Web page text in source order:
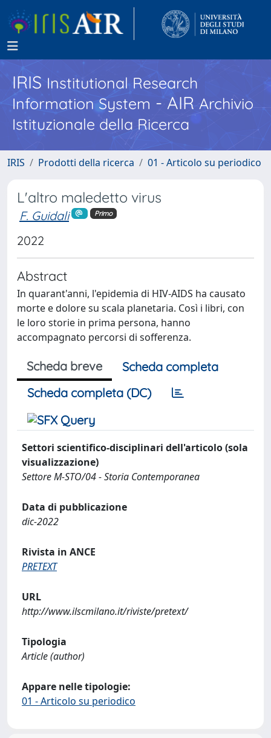
IRISInstitutional Research
Information System - AIR Archivio
Istituzionale della Ricerca
IRIS Prodotti della ricerca 01 - Articolo su periodico
L'altro maledetto virus
F. Guidali Primo
2022
Abstract
In quarant'anni, l'epidemia di HIV-AIDS ha causato
morte e dolore su scala planetaria. Così i libri, con
le loro storie in prima persona, hanno
accompagnato percorsi di sofferenza.
Scheda breve
Scheda completa
Scheda completa (DC)
Settori scientifico-disciplinari dell'articolo (sola
visualizzazione)
Settore M-STO/04 - Storia Contemporanea
Data di pubblicazione
dic-2022
Rivista in ANCE
PRETEXT
URL
http://www.ilscmilano.it/riviste/pretext/
Tipologia
Article (author)
Appare nelle tipologie:
01 - Articolo su periodico